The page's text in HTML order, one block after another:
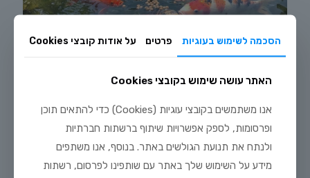
מדריך טיפוח דגי זהב וקוי בבריכת נוי: תנאים, תזונה ומניעת מחלות
לקריאה נוספת
הסכמה לשימוש בעוגיות פרטים על אודות קובצי Cookies
האתר עושה שימוש בקובצי Cookies
אנו משתמשים בקובצי עוגיות (Cookies) כדי להתאים תוכן
ופרסומות, לספק אפשרויות שיתוף ברשתות חברתיות
ולנתח את תנועת הגולשים באתר. בנוסף, אנו משתפים
מידע על השימוש שלך באתר עם שותפינו לפרסום, רשתות